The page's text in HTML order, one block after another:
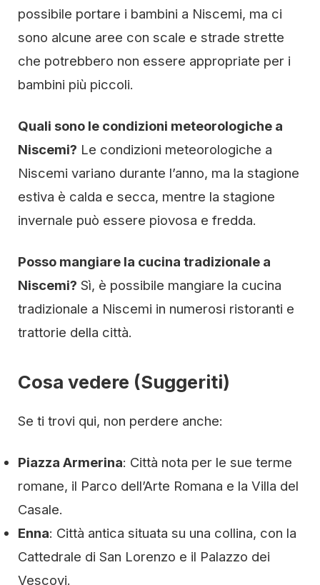
possibile portare i bambini a Niscemi, ma ci
sono alcune aree con scale e strade strette
che potrebbero non essere appropriate per i
bambini più piccoli.
Quali sono le condizioni meteorologiche a
Niscemi? Le condizioni meteorologiche a
Niscemi variano durante l’anno, ma la stagione
estiva è calda e secca, mentre la stagione
invernale può essere piovosa e fredda.
Posso mangiare la cucina tradizionale a
Niscemi? Sì, è possibile mangiare la cucina
tradizionale a Niscemi in numerosi ristoranti e
trattorie della città.
Cosa vedere (Suggeriti)
Se ti trovi qui, non perdere anche:
Piazza Armerina: Città nota per le sue terme
romane, il Parco dell’Arte Romana e la Villa del
Casale.
Enna: Città antica situata su una collina, con la
Cattedrale di San Lorenzo e il Palazzo dei
Vescovi.